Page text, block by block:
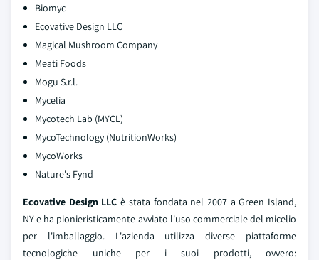
Biomyc
Ecovative Design LLC
Magical Mushroom Company
Meati Foods
Mogu S.r.l.
Mycelia
Mycotech Lab (MYCL)
MycoTechnology (NutritionWorks)
MycoWorks
Nature's Fynd
Ecovative Design LLC è stata fondata nel 2007 a Green Island,
NY e ha pionieristicamente avviato l'uso commerciale del micelio
per l'imballaggio. L'azienda utilizza diverse piattaforme
tecnologiche uniche per i suoi prodotti, ovvero: